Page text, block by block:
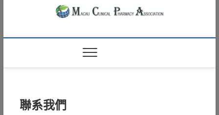
Macau Clinical
Pharmacy
Association
聯系我們